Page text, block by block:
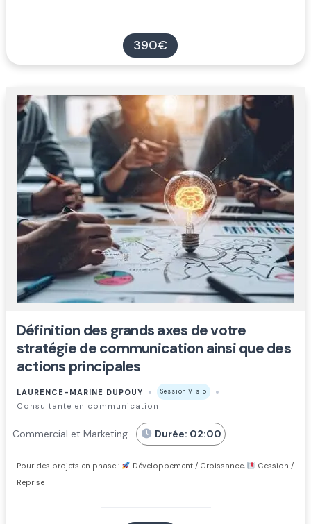
390€
Définition des grands axes de votre
stratégie de communication ainsi que des
actions principales
LAURENCE-MARINE DUPOUY Session Visio
Consultante en communication
Commercial et Marketing Durée: 02:00
Pour des projets en phase : Développement / Croissance,
Cession /
Reprise